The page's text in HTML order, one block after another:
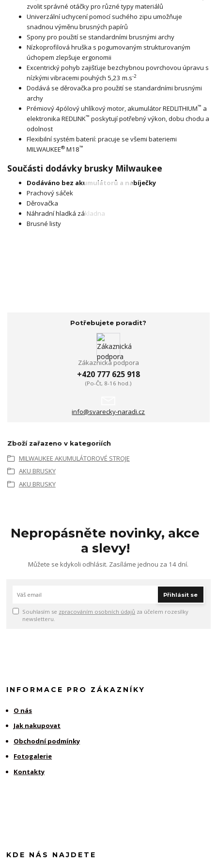
zvolit správné otáčky pro různé typy materiálů
Univerzální uchycení pomocí suchého zipu umožňuje
snadnou výměnu brusných papírů
Spony pro použití se standardními brusnými archy
Nízkoprofilová hruška s pogumovaným strukturovaným
úchopem zlepšuje ergonomii
Excentrický pohyb zajišťuje bezchybnou povrchovou úpravu s
nízkými vibracemi pouhých 5,23 m.s-2
Dodává se děrovačka pro použití se standardními brusnými
archy
Prémiový 4pólový uhlíkový motor, akumulátor REDLITHIUM™ a
elektronika REDLINK™ poskytují potřebný výkon, dobu chodu a
odolnost
Flexibilní systém baterií: pracuje se všemi bateriemi
MILWAUKEE® M18™
Součásti dodávky brusky Milwaukee
Dodáváno bez akumulátorů a nabíječky
Prachový sáček
Děrovačka
Náhradní hladká základna
Brusné listy
Potřebujete poradit?
Zákaznická podpora
+420 777 625 918
(Po-Čt, 8-16 hod.)
info@svarecky-naradi.cz
Zboží zařazeno v kategoriích
MILWAUKEE AKUMULÁTOROVÉ STROJE
AKU BRUSKY
AKU BRUSKY
Nepropásněte novinky, akce
a slevy!
Můžete se kdykoli odhlásit. Zasíláme jednou za 14 dní.
Přihlásit se
Souhlasím se zpracováním osobních údajů za účelem rozesílky
newsletteru.
INFORMACE PRO ZÁKAZNÍKY
O nás
Jak nakupovat
Obchodní podmínky
Fotogalerie
Kontakty
KDE NÁS NAJDETE